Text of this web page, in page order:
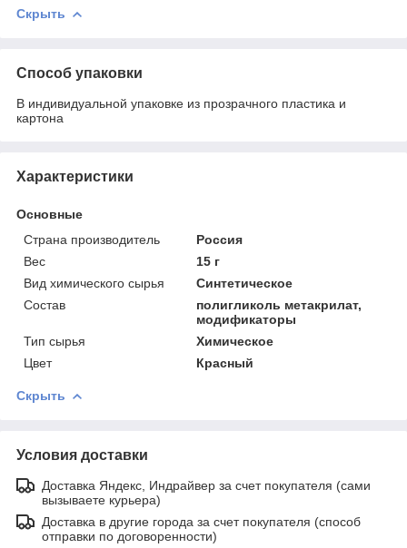
Скрыть
Способ упаковки
В индивидуальной упаковке из прозрачного пластика и
картона
Характеристики
Основные
Страна производитель
Россия
Вес
15 г
Вид химического сырья
Синтетическое
Состав
полигликоль метакрилат,
модификаторы
Тип сырья
Химическое
Цвет
Красный
Скрыть
Условия доставки
Доставка Яндекс, Индрайвер за счет покупателя (сами
вызываете курьера)
Доставка в другие города за счет покупателя (способ
отправки по договоренности)